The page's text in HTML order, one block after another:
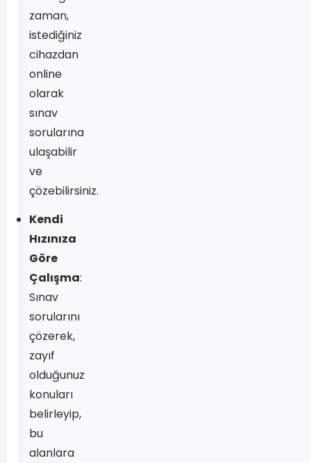
zaman,
istediğiniz
cihazdan
online
olarak
sınav
sorularına
ulaşabilir
ve
çözebilirsiniz.
Kendi
Hızınıza
Göre
Çalışma:
Sınav
sorularını
çözerek,
zayıf
olduğunuz
konuları
belirleyip,
bu
alanlara